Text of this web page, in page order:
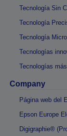
Tecnología Sin
Tecnología
Tecnología
Tecnologías
Tecnologías
Company
Página web del
Epson Europe
Digigraphie®